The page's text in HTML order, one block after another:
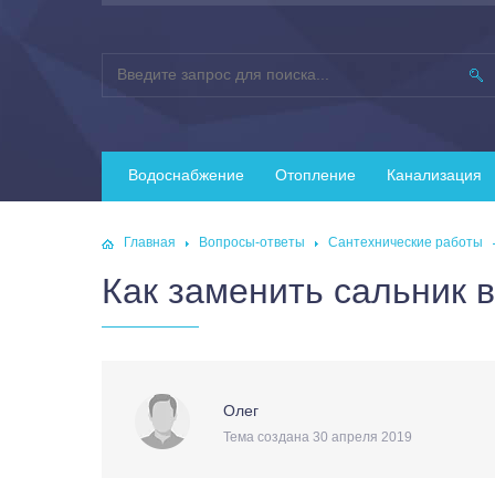
Водоснабжение Отопление Канализация
Главная Вопросы-ответы Сантехнические работы
Как заменить сальник
Олег
Тема создана 30 апреля 2019